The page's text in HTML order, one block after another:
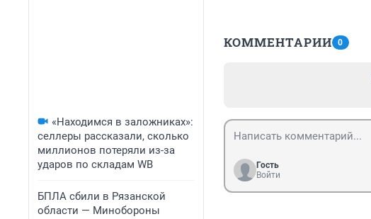
«Находимся в заложниках»:
селлеры рассказали, сколько
миллионов потеряли из-за
ударов по складам WB
БПЛА сбили в Рязанской
области — Минобороны
КОММЕНТАРИИ 0
Гость
Войти